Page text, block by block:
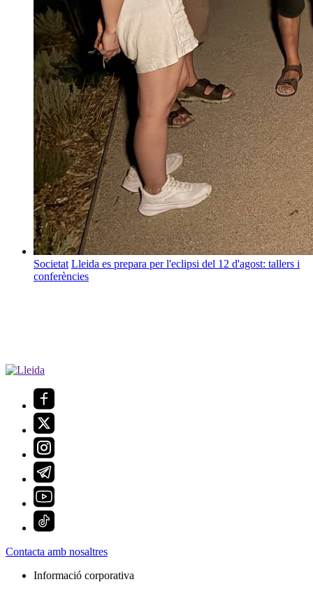
Societat Lleida es prepara per l'eclipsi del 12 d'agost: tallers i
conferències
Contacta amb nosaltres
Informació corporativa